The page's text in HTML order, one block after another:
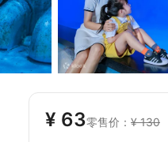
零售价： ¥ 130
¥ 63